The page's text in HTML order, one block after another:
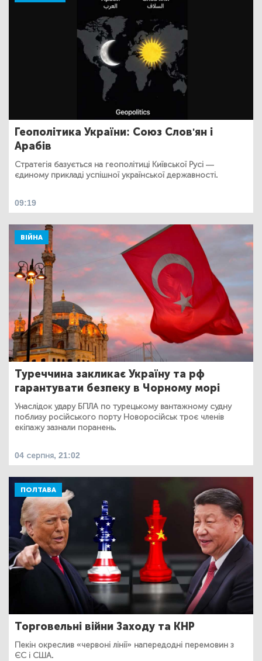
Геополітика України: Союз Слов'ян і
Арабів
Стратегія базується на геополітиці Київської Русі —
єдиному прикладі успішної української державності.
09:19
ВІЙНА
Туреччина закликає Україну та рф
гарантувати безпеку в Чорному морі
Унаслідок удару БПЛА по турецькому вантажному судну
поблизу російського порту Новоросійськ троє членів
екіпажу зазнали поранень.
04 серпня, 21:02
ПОЛТАВА
Торговельні війни Заходу та КНР
Пекін окреслив «червоні лінії» напередодні перемовин з
ЄС і США.